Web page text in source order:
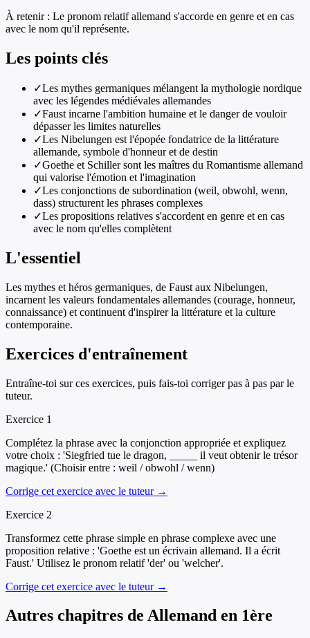
À retenir : Le pronom relatif allemand s'accorde en genre et en cas
avec le nom qu'il représente.
Les points clés
✓Les mythes germaniques mélangent la mythologie nordique
avec les légendes médiévales allemandes
✓Faust incarne l'ambition humaine et le danger de vouloir
dépasser les limites naturelles
✓Les Nibelungen est l'épopée fondatrice de la littérature
allemande, symbole d'honneur et de destin
✓Goethe et Schiller sont les maîtres du Romantisme allemand
qui valorise l'émotion et l'imagination
✓Les conjonctions de subordination (weil, obwohl, wenn,
dass) structurent les phrases complexes
✓Les propositions relatives s'accordent en genre et en cas
avec le nom qu'elles complètent
L'essentiel
Les mythes et héros germaniques, de Faust aux Nibelungen,
incarnent les valeurs fondamentales allemandes (courage, honneur,
connaissance) et continuent d'inspirer la littérature et la culture
contemporaine.
Exercices d'entraînement
Entraîne-toi sur ces exercices, puis fais-toi corriger pas à pas par le
tuteur.
Exercice 1
Complétez la phrase avec la conjonction appropriée et expliquez
votre choix : 'Siegfried tue le dragon, _____ il veut obtenir le trésor
magique.' (Choisir entre : weil / obwohl / wenn)
Corrige cet exercice avec le tuteur →
Exercice 2
Transformez cette phrase simple en phrase complexe avec une
proposition relative : 'Goethe est un écrivain allemand. Il a écrit
Faust.' Utilisez le pronom relatif 'der' ou 'welcher'.
Corrige cet exercice avec le tuteur →
Autres chapitres de Allemand en 1ère